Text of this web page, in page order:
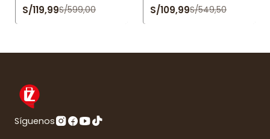
S/119,99S/599,00 S/109,99S/549,50
Síguenos